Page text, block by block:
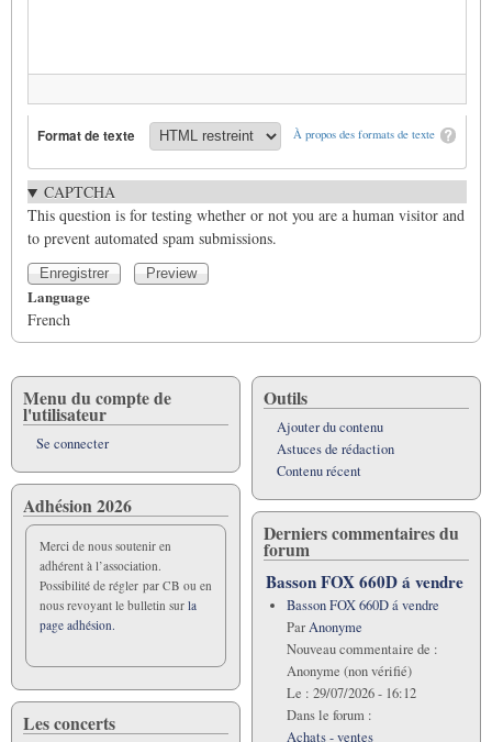
À propos des formats de texte
Format de texte
CAPTCHA
This question is for testing whether or not you are a human visitor and
to prevent automated spam submissions.
Language
French
Menu du compte de
l'utilisateur
Se connecter
Adhésion 2026
Merci de nous soutenir en
adhérent à l’association.
Possibilité de régler par CB ou en
nous revoyant le bulletin sur la
page adhésion.
Les concerts
Outils
Ajouter du contenu
Astuces de rédaction
Contenu récent
Derniers commentaires du
forum
Basson FOX 660D á vendre
Basson FOX 660D á vendre
ParAnonyme
Nouveau commentaire de :
Anonyme (non vérifié)
Le : 29/07/2026 - 16:12
Dans le forum :
Achats - ventes